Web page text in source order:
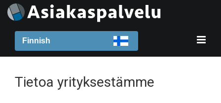
Finnish
Tietoa yrityksestämme